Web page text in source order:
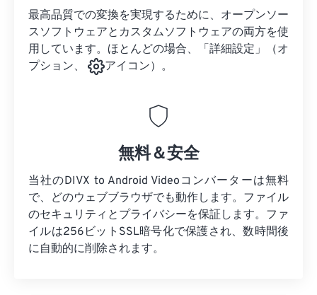
最高品質での変換を実現するために、オープンソー
スソフトウェアとカスタムソフトウェアの両方を使
用しています。ほとんどの場合、「詳細設定」（オ
プション、
アイコン）。
無料＆安全
当社のDIVX to Android Videoコンバーターは無料
で、どのウェブブラウザでも動作します。ファイル
のセキュリティとプライバシーを保証します。ファ
イルは256ビットSSL暗号化で保護され、数時間後
に自動的に削除されます。